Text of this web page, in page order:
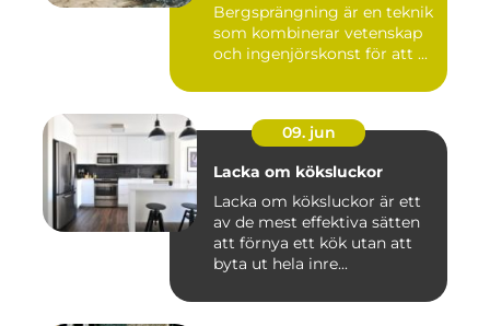
Bergsprängning är en teknik
som kombinerar vetenskap
och ingenjörskonst för att ...
09. jun
Lacka om köksluckor
Lacka om köksluckor är ett
av de mest effektiva sätten
att förnya ett kök utan att
byta ut hela inre...